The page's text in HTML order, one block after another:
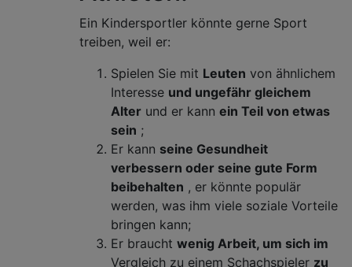
Ein Kindersportler könnte gerne Sport
treiben, weil er:
Spielen Sie mit Leuten von ähnlichem
Interesse und ungefähr gleichem
Alter und er kann ein Teil von etwas
sein ;
Er kann seine Gesundheit
verbessern oder seine gute Form
beibehalten , er könnte populär
werden, was ihm viele soziale Vorteile
bringen kann;
Er braucht wenig Arbeit, um sich im
Vergleich zu einem Schachspieler zu